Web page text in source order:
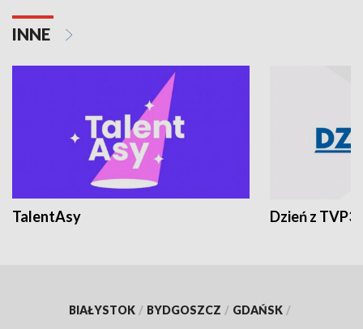
INNE
TalentAsy Dzień z TVP3
BIAŁYSTOK / BYDGOSZCZ / GDAŃSK /